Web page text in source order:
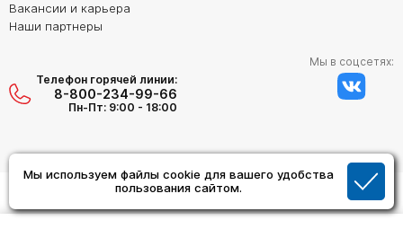
Мы используем файлы cookie для вашего удобства
пользования сайтом.
Вакансии и карьера
Наши партнеры
Телефон горячей линии:
8-800-234-99-66
Пн-Пт: 9:00 - 18:00
Мы в соцсетях: